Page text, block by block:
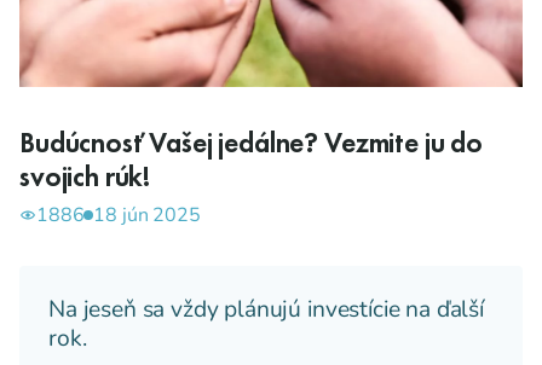
Budúcnosť Vašej jedálne? Vezmite ju do
svojich rúk!
1886 18 jún 2025
Na jeseň sa vždy plánujú investície na ďalší
rok.